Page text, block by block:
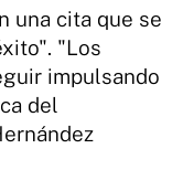
una cita que se
"Los
impulsando
del